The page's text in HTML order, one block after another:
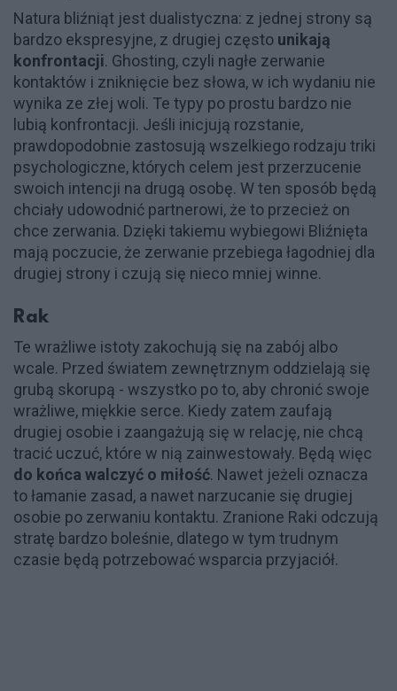
Natura bliźniąt jest dualistyczna: z jednej strony są
bardzo ekspresyjne, z drugiej często unikają
konfrontacji. Ghosting, czyli nagłe zerwanie
kontaktów i zniknięcie bez słowa, w ich wydaniu nie
wynika ze złej woli. Te typy po prostu bardzo nie
lubią konfrontacji. Jeśli inicjują rozstanie,
prawdopodobnie zastosują wszelkiego rodzaju triki
psychologiczne, których celem jest przerzucenie
swoich intencji na drugą osobę. W ten sposób będą
chciały udowodnić partnerowi, że to przecież on
chce zerwania. Dzięki takiemu wybiegowi Bliźnięta
mają poczucie, że zerwanie przebiega łagodniej dla
drugiej strony i czują się nieco mniej winne.
Rak
Te wrażliwe istoty zakochują się na zabój albo
wcale. Przed światem zewnętrznym oddzielają się
grubą skorupą - wszystko po to, aby chronić swoje
wrażliwe, miękkie serce. Kiedy zatem zaufają
drugiej osobie i zaangażują się w relację, nie chcą
tracić uczuć, które w nią zainwestowały. Będą więc
do końca walczyć o miłość. Nawet jeżeli oznacza
to łamanie zasad, a nawet narzucanie się drugiej
osobie po zerwaniu kontaktu. Zranione Raki odczują
stratę bardzo boleśnie, dlatego w tym trudnym
czasie będą potrzebować wsparcia przyjaciół.